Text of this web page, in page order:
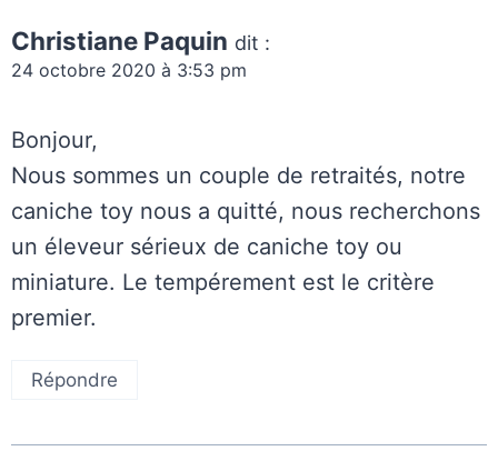
Christiane Paquin dit :
24 octobre 2020 à 3:53 pm
Bonjour,
Nous sommes un couple de retraités, notre
caniche toy nous a quitté, nous recherchons
un éleveur sérieux de caniche toy ou
miniature. Le tempérement est le critère
premier.
Répondre